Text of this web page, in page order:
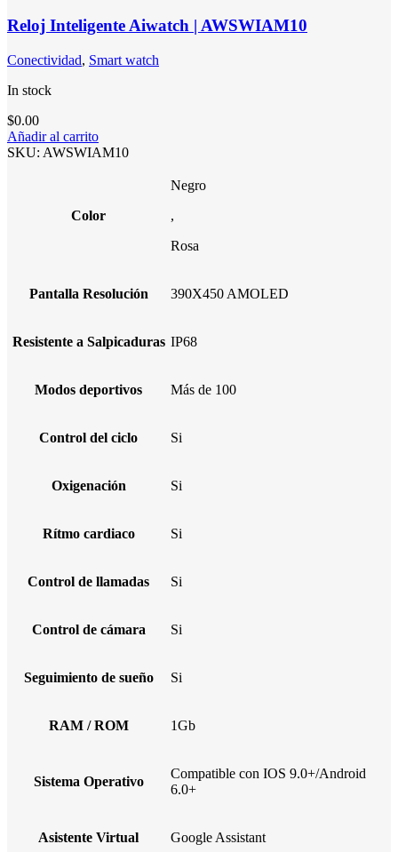
Reloj Inteligente Aiwatch | AWSWIAM10
Conectividad, Smart watch
In stock
$0.00
Añadir al carrito
SKU: AWSWIAM10
Color
Negro
,
Rosa
Pantalla Resolución 390X450 AMOLED
Resistente a Salpicaduras IP68
Modos deportivos Más de 100
Control del ciclo Si
Oxigenación Si
Rítmo cardiaco Si
Control de llamadas Si
Control de cámara Si
Seguimiento de sueño Si
RAM / ROM 1Gb
Sistema Operativo
Compatible con IOS 9.0+/Android
6.0+
Asistente Virtual Google Assistant